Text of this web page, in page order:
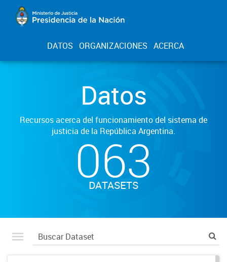
DATOS ORGANIZACIONES ACERCA
Datos
Recursos acerca del funcionamiento del sistema de
justicia de la República Argentina.
063
DATASETS